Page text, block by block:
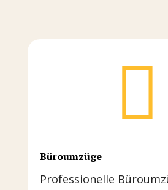

Büroumzüge
Professionelle